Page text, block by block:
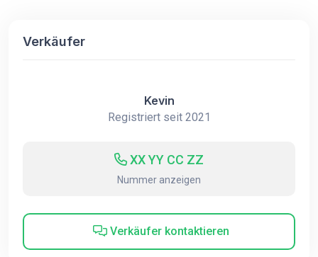
Verkäufer
Kevin
Registriert seit 2021
XX YY CC ZZ
Nummer anzeigen
Verkäufer kontaktieren